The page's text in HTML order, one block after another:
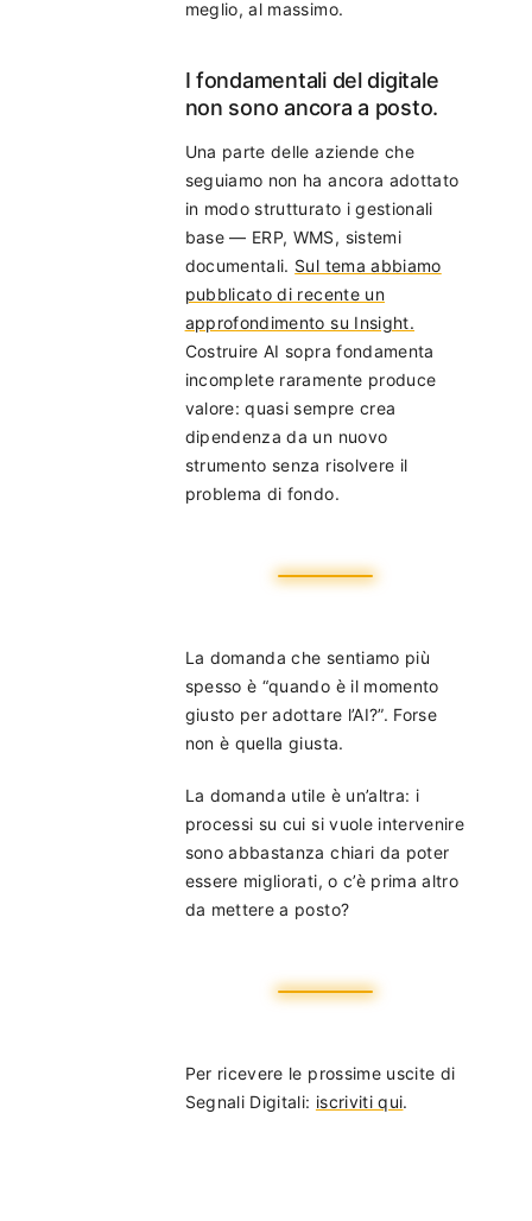
meglio, al massimo.
I fondamentali del digitale
non sono ancora a posto.
Una parte delle aziende che
seguiamo non ha ancora adottato
in modo strutturato i gestionali
base — ERP, WMS, sistemi
documentali. Sul tema abbiamo
pubblicato di recente un
approfondimento su Insight.
Costruire AI sopra fondamenta
incomplete raramente produce
valore: quasi sempre crea
dipendenza da un nuovo
strumento senza risolvere il
problema di fondo.
La domanda che sentiamo più
spesso è “quando è il momento
giusto per adottare l’AI?”. Forse
non è quella giusta.
La domanda utile è un’altra: i
processi su cui si vuole intervenire
sono abbastanza chiari da poter
essere migliorati, o c’è prima altro
da mettere a posto?
Per ricevere le prossime uscite di
Segnali Digitali: iscriviti qui.